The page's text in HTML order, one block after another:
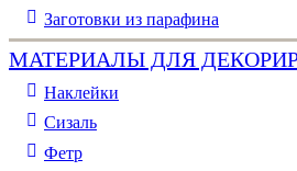
Заготовки из парафина
МАТЕРИАЛЫ ДЛЯ
Наклейки
Сизаль
Фетр